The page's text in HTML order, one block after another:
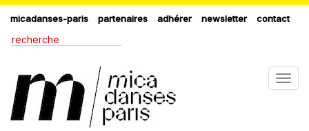
micadanses-paris partenaires adhérer newsletter contact